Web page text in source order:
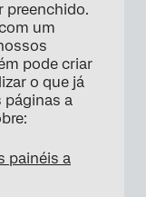
preenchido.
um
pode criar
o que já
a
painéis a